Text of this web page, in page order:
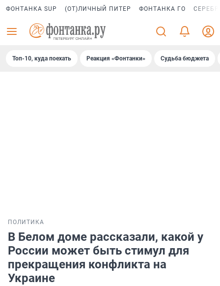
ФОНТАНКА SUP (ОТ)ЛИЧНЫЙ ПИТЕР ФОНТАНКА ГО
Топ-10, куда поехать Реакция «Фонтанки» Судьба бюджета
ПОЛИТИКА
В Белом доме рассказали, какой у
России может быть стимул для
прекращения конфликта на
Украине